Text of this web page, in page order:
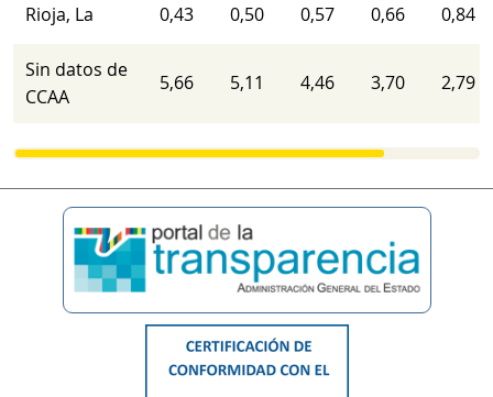
Rioja, La 0,43 0,50 0,57 0,66 0,84
Sin datos de
CCAA
5,66 5,11 4,46 3,70 2,79